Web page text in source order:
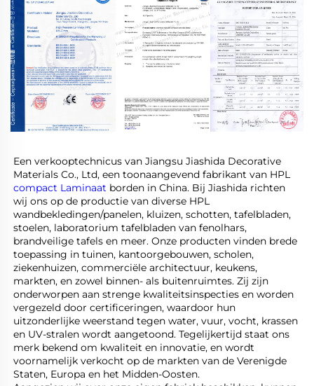
Een verkooptechnicus van Jiangsu Jiashida Decorative
Materials Co., Ltd, een toonaangevend fabrikant van HPL
compact Laminaat borden in China. Bij Jiashida richten
wij ons op de productie van diverse HPL
wandbekledingen/panelen, kluizen, schotten, tafelbladen,
stoelen, laboratorium tafelbladen van fenolhars,
brandveilige tafels en meer. Onze producten vinden brede
toepassing in tuinen, kantoorgebouwen, scholen,
ziekenhuizen, commerciële architectuur, keukens,
markten, en zowel binnen- als buitenruimtes. Zij zijn
onderworpen aan strenge kwaliteitsinspecties en worden
vergezeld door certificeringen, waardoor hun
uitzonderlijke weerstand tegen water, vuur, vocht, krassen
en UV-stralen wordt aangetoond. Tegelijkertijd staat ons
merk bekend om kwaliteit en innovatie, en wordt
voornamelijk verkocht op de markten van de Verenigde
Staten, Europa en het Midden-Oosten.